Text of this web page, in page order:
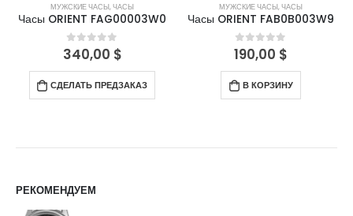
МУЖСКИЕ ЧАСЫ,ЧАСЫ
Часы ORIENT FAG00003W0
0 out of 5
340,00 $
СДЕЛАТЬ ПРЕДЗАКАЗ
МУЖСКИЕ ЧАСЫ,ЧАСЫ
Часы ORIENT FAB0B003W9
0out of 5
190,00 $
В КОРЗИНУ
РЕКОМЕНДУЕМ